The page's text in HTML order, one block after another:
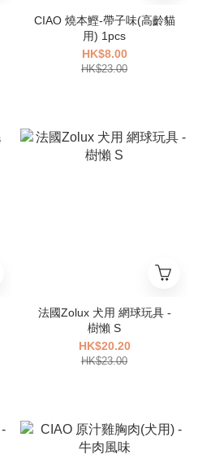
CIAO 燒本鰹-帶子味(高齡貓
用) 1pcs
HK$8.00
HK$23.00
法國Zolux 犬用 網球玩具 -
樹懶 S
HK$20.20
HK$23.00